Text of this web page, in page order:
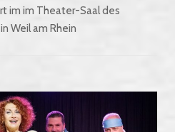
im im Theater-Saal des
Weil am Rhein